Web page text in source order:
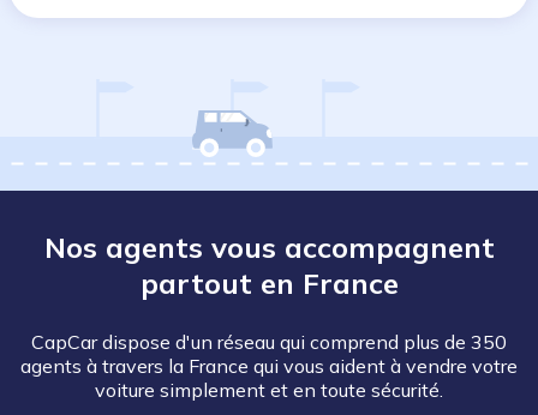
Nos agents vous accompagnent
partout en France
CapCar dispose d'un réseau qui comprend plus de 350
agents à travers la France qui vous aident à vendre votre
voiture simplement et en toute sécurité.